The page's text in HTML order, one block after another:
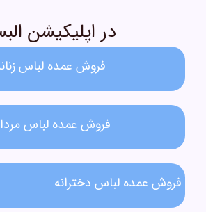
در اپلیکیشن
فروش عمده لباس
فروش عمده لباس
فروش عمده لباس دخترانه​